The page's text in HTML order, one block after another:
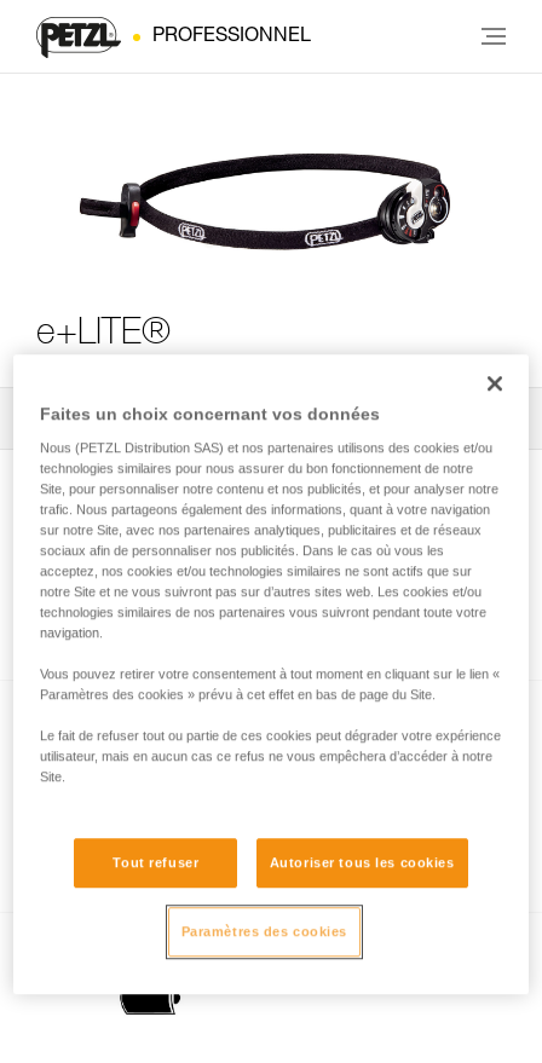
PROFESSIONNEL
e+LITE®
Tous les conseils techniques 3
La forme du faisceau
La qualité du faisceau
Faites un choix concernant vos données
Nous (PETZL Distribution SAS) et nos partenaires utilisons des cookies et/ou
technologies similaires pour nous assurer du bon fonctionnement de notre
Site, pour personnaliser notre contenu et nos publicités, et pour analyser notre
trafic. Nous partageons également des informations, quant à votre navigation
sur notre Site, avec nos partenaires analytiques, publicitaires et de réseaux
sociaux afin de personnaliser nos publicités. Dans le cas où vous les
acceptez, nos cookies et/ou technologies similaires ne sont actifs que sur
notre Site et ne vous suivront pas sur d’autres sites web. Les cookies et/ou
technologies similaires de nos partenaires vous suivront pendant toute votre
navigation.
Vous pouvez retirer votre consentement à tout moment en cliquant sur le lien «
Paramètres des cookies » prévu à cet effet en bas de page du Site.
Le fait de refuser tout ou partie de ces cookies peut dégrader votre expérience
utilisateur, mais en aucun cas ce refus ne vous empêchera d’accéder à notre
Site.
Tout refuser Autoriser tous les cookies
Paramètres des cookies